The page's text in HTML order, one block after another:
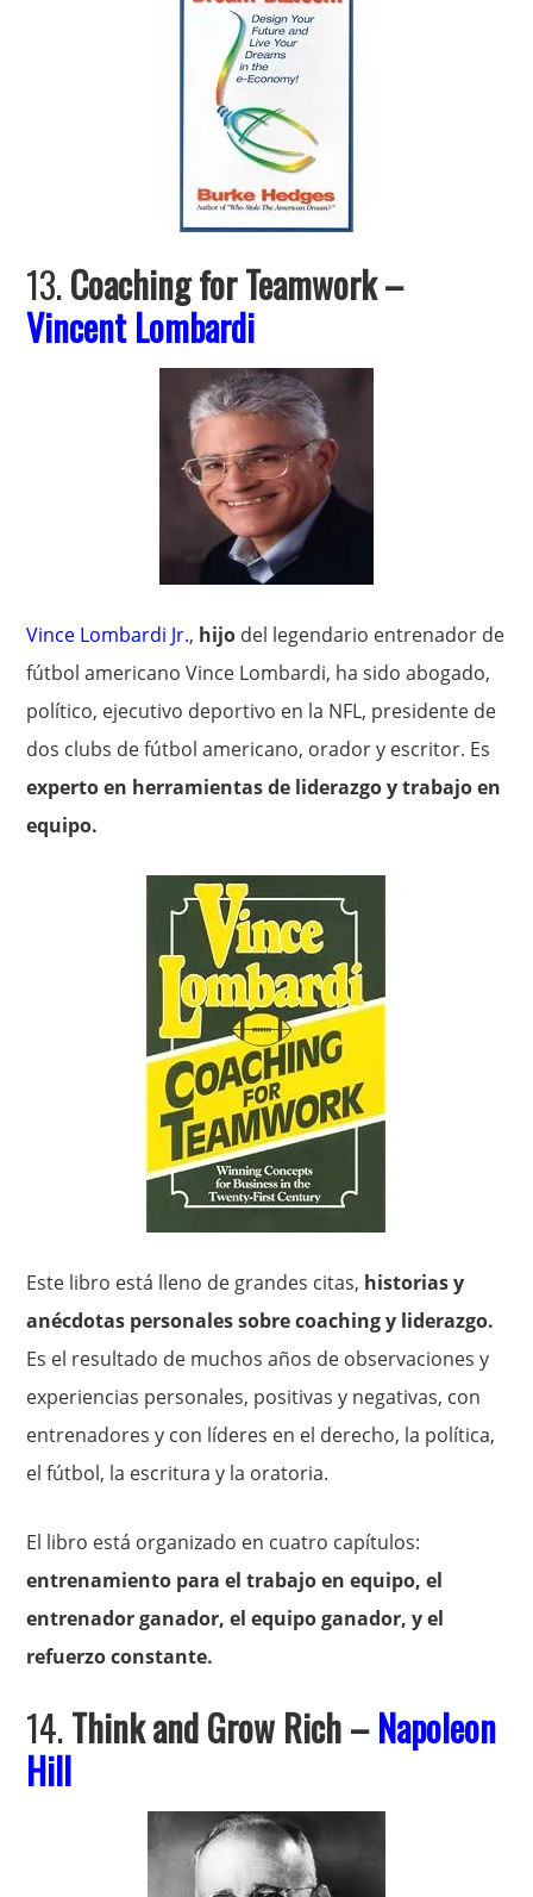
13.Coaching for Teamwork –
Vincent Lombardi
Vince Lombardi Jr., hijo del legendario entrenador de
fútbol americano Vince Lombardi, ha sido abogado,
político, ejecutivo deportivo en la NFL, presidente de
dos clubs de fútbol americano, orador y escritor. Es
experto en herramientas de liderazgo y trabajo en
equipo.
Este libro está lleno de grandes citas, historias y
anécdotas personales sobre coaching y liderazgo.
Es el resultado de muchos años de observaciones y
experiencias personales, positivas y negativas, con
entrenadores y con líderes en el derecho, la política,
el fútbol, ​​la escritura y la oratoria.
El libro está organizado en cuatro capítulos:
entrenamiento para el trabajo en equipo, el
entrenador ganador, el equipo ganador, y el
refuerzo constante.
14.Think and Grow Rich –Napoleon
Hill